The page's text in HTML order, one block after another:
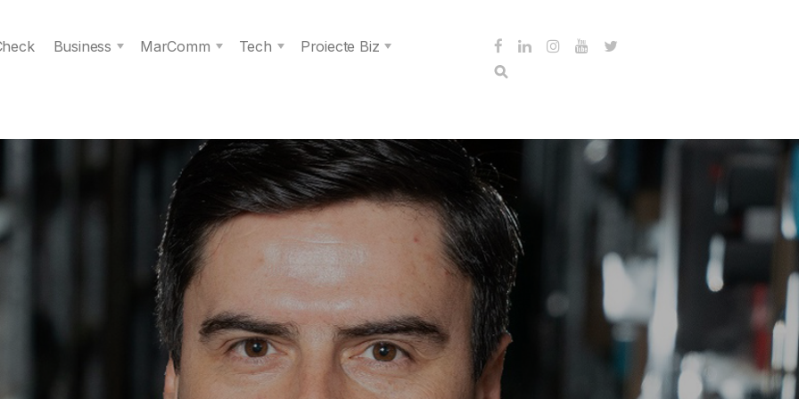
Business MarComm Tech Proiecte Biz